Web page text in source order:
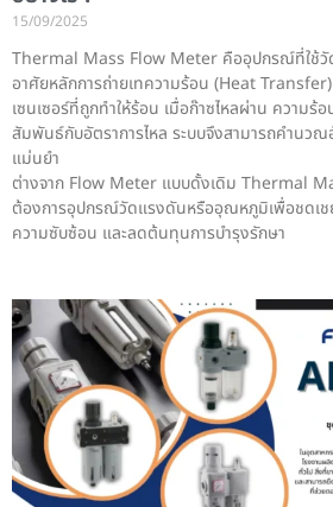
15/09/2025
Thermal Mass Flow Meter คืออุปกรณ์ที่ใช้วั
อาศัยหลักการถ่ายเทความร้อน (Heat
เซนเซอร์ที่ถูกทำให้ร้อน เมื่อก๊าซไหลผ่าน ความร้
สัมพันธ์กับอัตราการไหล ระบบจึงสามารถคำนวณ
แม่นยำ
ต่างจาก Flow Meter แบบดั้งเดิม Thermal
ต้องการอุปกรณ์วัดแรงดันหรืออุณหภูมิเพื่อชดเช
ความซับซ้อน และลดต้นทุนการบำรุงรักษา